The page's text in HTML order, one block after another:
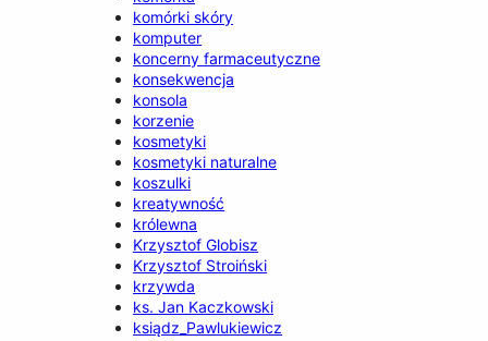
komórki skóry
komputer
koncerny farmaceutyczne
konsekwencja
konsola
korzenie
kosmetyki
kosmetyki naturalne
koszulki
kreatywność
królewna
Krzysztof Globisz
Krzysztof Stroiński
krzywda
ks. Jan Kaczkowski
ksiądz_Pawlukiewicz